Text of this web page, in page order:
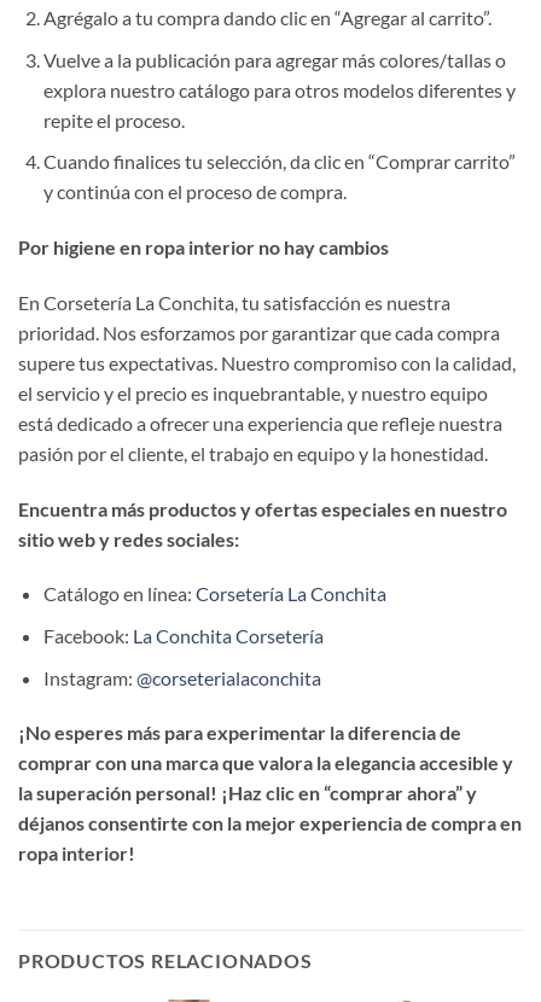
Agrégalo a tu compra dando clic en “Agregar al carrito”.
Vuelve a la publicación para agregar más colores/tallas o
explora nuestro catálogo para otros modelos diferentes y
repite el proceso.
Cuando finalices tu selección, da clic en “Comprar carrito”
y continúa con el proceso de compra.
Por higiene en ropa interior no hay cambios
En Corsetería La Conchita, tu satisfacción es nuestra
prioridad. Nos esforzamos por garantizar que cada compra
supere tus expectativas. Nuestro compromiso con la calidad,
el servicio y el precio es inquebrantable, y nuestro equipo
está dedicado a ofrecer una experiencia que refleje nuestra
pasión por el cliente, el trabajo en equipo y la honestidad.
Encuentra más productos y ofertas especiales en nuestro
sitio web y redes sociales:
Catálogo en línea: Corsetería La Conchita
Facebook: La Conchita Corsetería
Instagram: @corseterialaconchita
¡No esperes más para experimentar la diferencia de
comprar con una marca que valora la elegancia accesible y
la superación personal! ¡Haz clic en “comprar ahora” y
déjanos consentirte con la mejor experiencia de compra en
ropa interior!
PRODUCTOS RELACIONADOS